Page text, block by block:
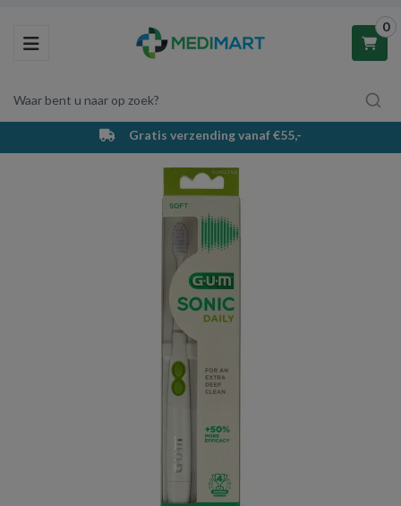
Toggle navigation
Waar bent u naar op zoek?
0
Winkelwagen
Uw winkelwagen is leeg.
Vul hem met producten.
Gratis verzending vanaf €55,-